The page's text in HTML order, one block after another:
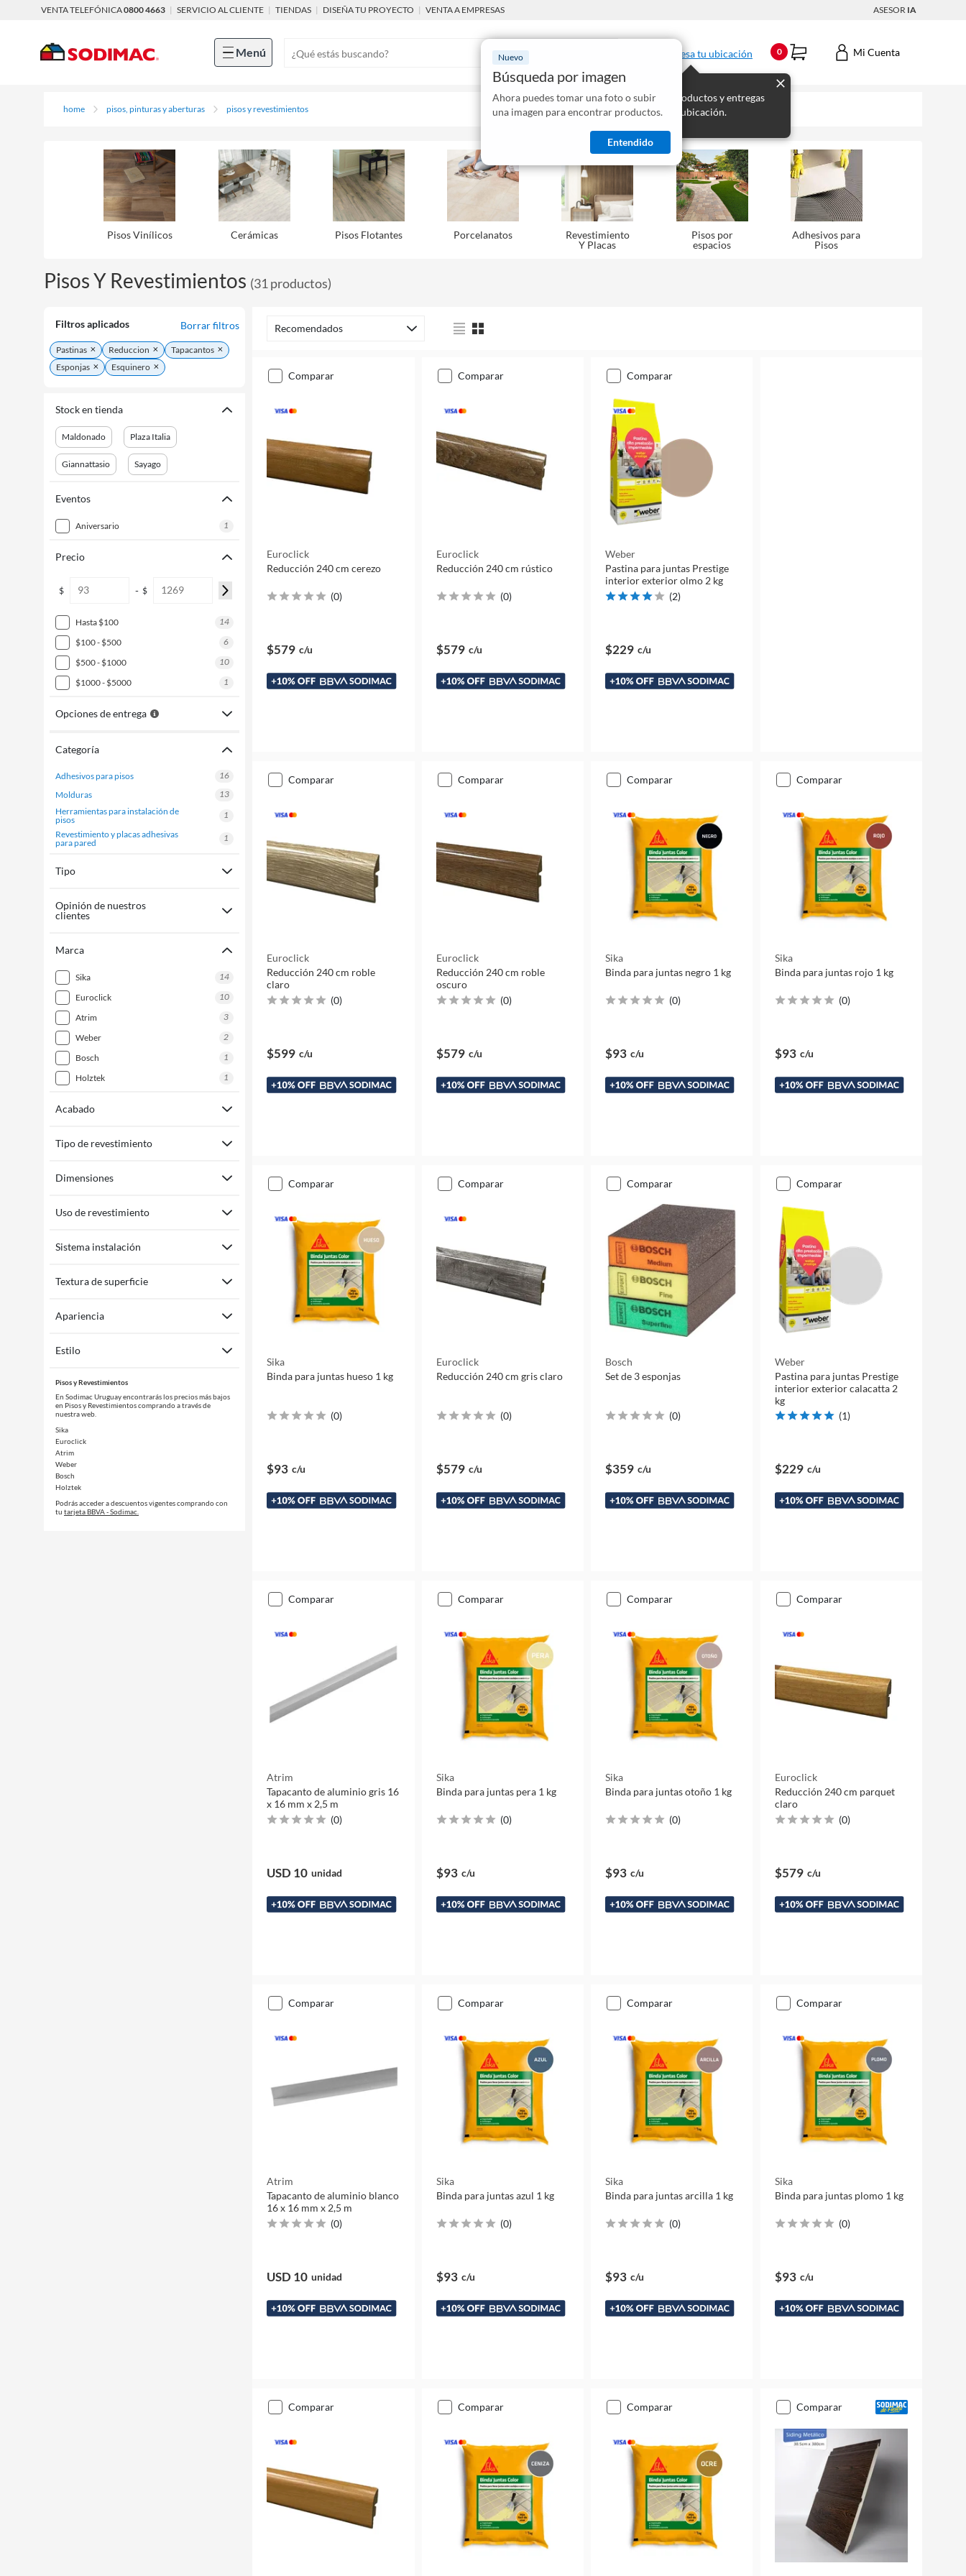
VENTA TELEFÓNICA0800 4663 | SERVICIO AL CLIENTE | TIENDAS | DISEÑA TU PROYECTO | VENTA A EMPRESAS ASESOR IA
Menú Nuevo
Búsqueda por imagen
Ahora puedes tomar una foto o subir
una imagen para encontrar productos.
Entendido
Ingresa tu ubicación
Mostraremos los productos y entregas
disponibles para tu ubicación.
0 Mi Cuenta
home pisos, pinturas y aberturas pisos y revestimientos
Pisos Viní­licos Cerámicas Pisos Flotantes Porcelanatos
Revestimiento
Y Placas
Pisos por
espacios
Adhesivos para
Pisos
Pisos Y Revestimientos (31 productos)
Filtros aplicados Borrar filtros
Pastinas Reduccion
Tapacantos
Esponjas
Esquinero
Stock en tienda
Maldonado Plaza Italia
Giannattasio Sayago
Eventos
aniversario 1
Precio
$ - $
hasta $100
14
$100 - $500
6
$500 - $1000
10
$1000 - $5000
1
Opciones de entrega
Categoría
adhesivos para pisos
16
molduras
13
herramientas para instalación de
pisos
1
revestimiento y placas adhesivas
para pared
1
Tipo
Opinión de nuestros
clientes
Marca
sika
14
euroclick
10
atrim
3
weber
2
bosch
1
holztek
1
Acabado
Tipo de revestimiento
Dimensiones
Uso de revestimiento
Sistema instalación
Textura de superficie
Apariencia
Estilo
Pisos y Revestimientos
En Sodimac Uruguay encontrarás los precios más bajos
en Pisos y Revestimientos comprando a través de
nuestra web.
Sika
Euroclick
Atrim
Weber
Bosch
Holztek
Podrás acceder a descuentos vigentes comprando con
tu tarjeta BBVA - Sodimac.
Recomendados
comparar
Euroclick
Reducción 240 cm cerezo
(0)
$579 c/u
comparar
Euroclick
Reducción 240 cm rústico
(0)
$579 c/u
comparar
Weber
Pastina para juntas Prestige
interior exterior olmo 2 kg
(2)
$229 c/u
comparar
Euroclick
Reducción 240 cm roble
claro
(0)
$599 c/u
comparar
Euroclick
Reducción 240 cm roble
oscuro
(0)
$579 c/u
comparar
Sika
Binda para juntas negro 1 kg
(0)
$93 c/u
comparar
Sika
Binda para juntas rojo 1 kg
(0)
$93 c/u
comparar
Sika
Binda para juntas hueso 1 kg
(0)
$93 c/u
comparar
Euroclick
Reducción 240 cm gris claro
(0)
$579 c/u
comparar
Bosch
Set de 3 esponjas
(0)
$359 c/u
comparar
Weber
Pastina para juntas Prestige
interior exterior calacatta 2
kg
(1)
$229 c/u
comparar
Atrim
Tapacanto de aluminio gris 16
x 16 mm x 2,5 m
(0)
USD 10 unidad
comparar
Sika
Binda para juntas pera 1 kg
(0)
$93 c/u
comparar
Sika
Binda para juntas otoño 1 kg
(0)
$93 c/u
comparar
Euroclick
Reducción 240 cm parquet
claro
(0)
$579 c/u
comparar
Atrim
Tapacanto de aluminio blanco
16 x 16 mm x 2,5 m
(0)
USD 10 unidad
comparar
Sika
Binda para juntas azul 1 kg
(0)
$93 c/u
comparar
Sika
Binda para juntas arcilla 1 kg
(0)
$93 c/u
comparar
Sika
Binda para juntas plomo 1 kg
(0)
$93 c/u
comparar comparar comparar comparar